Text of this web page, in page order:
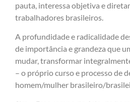
pauta, interessa objetiva e
trabalhadores brasileiros.
A profundidade e radicalidade
de importância e grandeza que
mudar, transformar
– o próprio curso e processo de
homem/mulher brasileiro/